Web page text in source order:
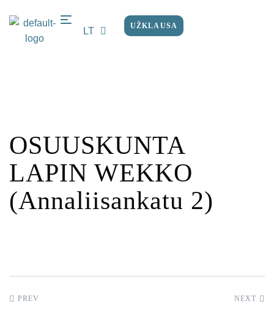
LT
EN
UŽKLAUSA
OSUUSKUNTA
LAPIN WEKKO
(Annaliisankatu 2)
PREV NEXT